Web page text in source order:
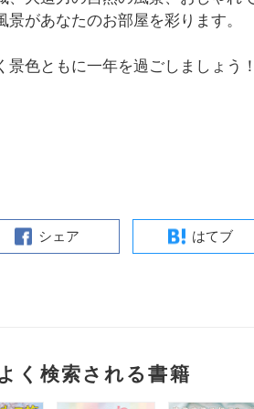
景があなたのお部屋を彩ります。
景色ともに一年を過ごしましょう
シェア はてブ
く検索される書籍